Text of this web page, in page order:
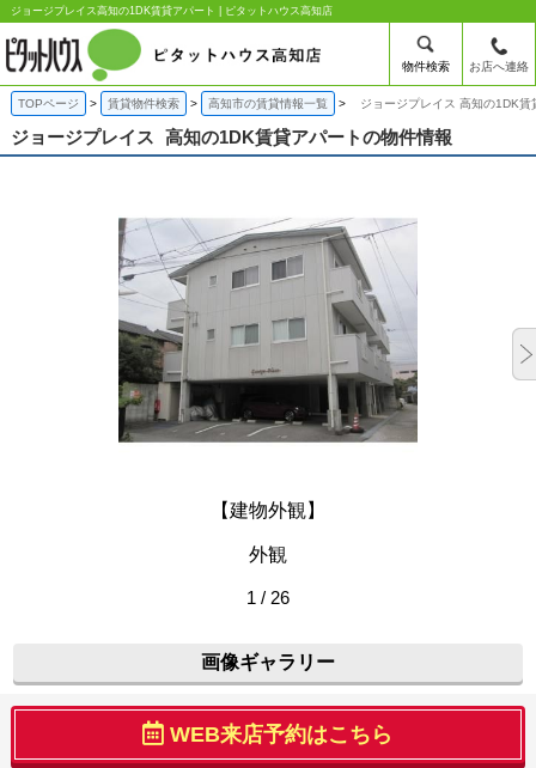
ジョージプレイス高知の1DK賃貸アパート | ピタットハウス高知店
物件検索 お店へ連絡
TOPページ 賃貸物件検索 高知市の賃貸情報一覧 ジョージプレイス 高知の1DK賃
ジョージプレイス 高知の1DK賃貸アパートの物件情報
【建物外観】
外観
1 / 26
画像ギャラリー
WEB来店予約はこちら